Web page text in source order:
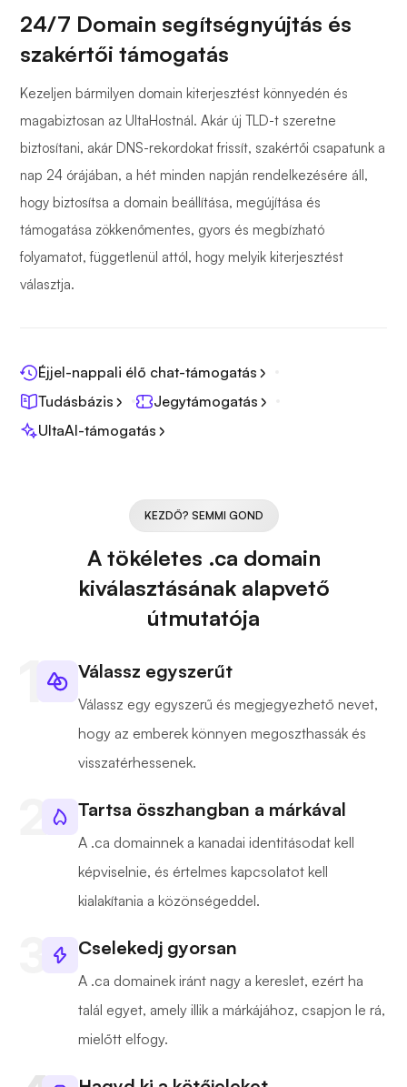
24/7 Domain segítségnyújtás és
szakértői támogatás
Kezeljen bármilyen domain kiterjesztést könnyedén és
magabiztosan az UltaHostnál. Akár új TLD-t szeretne
biztosítani, akár DNS-rekordokat frissít, szakértői csapatunk a
nap 24 órájában, a hét minden napján rendelkezésére áll,
hogy biztosítsa a domain beállítása, megújítása és
támogatása zökkenőmentes, gyors és megbízható
folyamatot, függetlenül attól, hogy melyik kiterjesztést
választja.
Éjjel-nappali élő chat-támogatás
Tudásbázis
Jegytámogatás
UltaAI-támogatás
KEZDŐ? SEMMI GOND
A tökéletes .ca domain
kiválasztásának alapvető
útmutatója
Válassz egyszerűt
Válassz egy egyszerű és megjegyezhető nevet,
hogy az emberek könnyen megoszthassák és
visszatérhessenek.
Tartsa összhangban a márkával
A .ca domainnek a kanadai identitásodat kell
képviselnie, és értelmes kapcsolatot kell
kialakítania a közönségeddel.
Cselekedj gyorsan
A .ca domainek iránt nagy a kereslet, ezért ha
talál egyet, amely illik a márkájához, csapjon le rá,
mielőtt elfogy.